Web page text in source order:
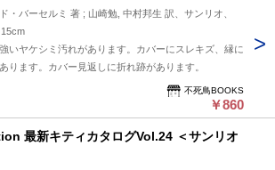
・バーセルミ 著 ; 山崎勉, 中村邦生 訳、サンリオ、
いヤケシミ汚れがあります。カバーにスレキズ、縁に
ります。カバー見返しに折れ跡があります。
不死鳥BOOKS
￥860
最新キティカタログVol.24 ＜サンリオ